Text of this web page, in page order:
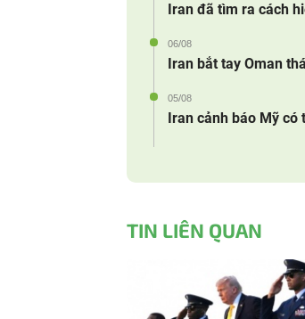
Iran đã tìm ra cách
06/08
Iran bắt tay Oman
05/08
Iran cảnh báo Mỹ có
TIN LIÊN QUAN